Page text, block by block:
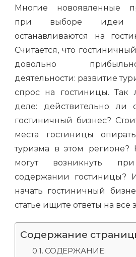
Многие новоявленные
при выборе идеи
останавливаются на
Считается, что
довольно
деятельности: развитие
спрос на гостиницы. Так
деле: действительно ли
гостиничный бизнес?
места гостиницы
туризма в этом регионе?
могут возникнуть
содержании гостиницы?
начать гостиничный
статье ищите ответы на все
Содержание
СОДЕРЖАНИЕ: